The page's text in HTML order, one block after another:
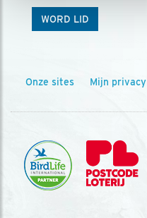
WORD LID
Onze sites Mijn privacy